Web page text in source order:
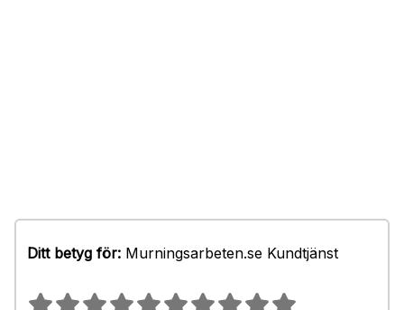
Ditt betyg för: Murningsarbeten.se Kundtjänst